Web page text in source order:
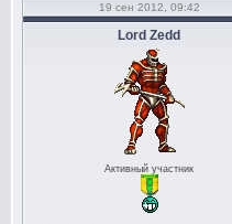
19 сен 2012, 09:42
Lord Zedd
Активный участник